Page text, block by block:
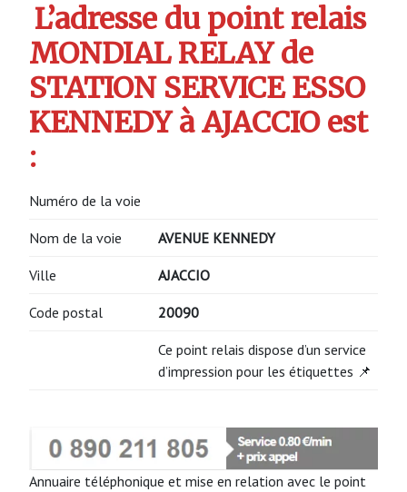
L’adresse du point relais
MONDIAL RELAY de
STATION SERVICE ESSO
KENNEDY à AJACCIO est
:
Numéro de la voie
Nom de la voie AVENUE KENNEDY
Ville AJACCIO
Code postal 20090
Ce point relais dispose d’un service
d’impression pour les étiquettes 📌
Annuaire téléphonique et mise en relation avec le point